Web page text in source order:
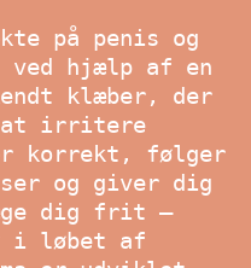
på penis og
ved hjælp af en
klæber, der
at irritere
korrekt, følger
og giver dig
dig frit –
i løbet af